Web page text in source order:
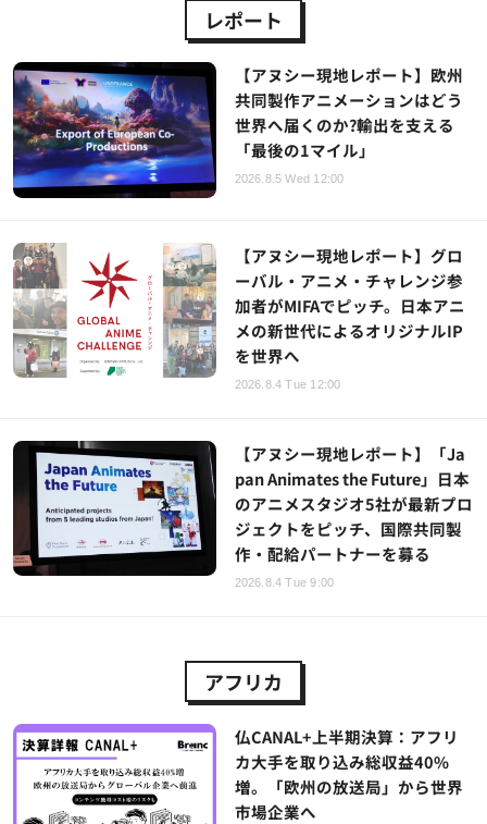
レポート
【アヌシー現地レポート】欧州
共同製作アニメーションはどう
世界へ届くのか?輸出を支える
「最後の1マイル」
2026.8.5 Wed 12:00
【アヌシー現地レポート】グロ
ーバル・アニメ・チャレンジ参
加者がMIFAでピッチ。日本アニ
メの新世代によるオリジナルIP
を世界へ
2026.8.4 Tue 12:00
【アヌシー現地レポート】「Ja
pan Animates the Future」日本
のアニメスタジオ5社が最新プロ
ジェクトをピッチ、国際共同製
作・配給パートナーを募る
2026.8.4 Tue 9:00
アフリカ
仏CANAL+上半期決算：アフリ
カ大手を取り込み総収益40%
増。「欧州の放送局」から世界
市場企業へ